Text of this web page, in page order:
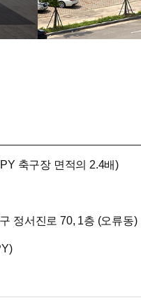
축구장 면적의 2.4배)
정서진로 70, 1층 (오류동)